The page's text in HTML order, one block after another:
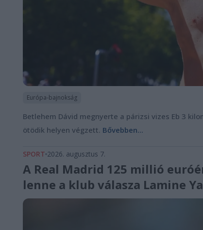
Európa-bajnokság
Betlehem Dávid megnyerte a párizsi vizes Eb 3
ötödik helyen végzett. Bővebben...
SPORT 2026. augusztus 7.
A Real Madrid 125 millió
lenne a klub válasza Lamine